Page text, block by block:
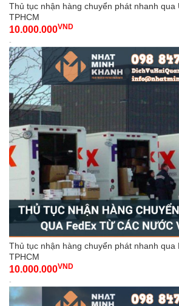
Thủ tục nhận hàng chuyển phát nhanh
TPHCM
10.000.000VND
-
Thủ tục nhận hàng chuyển phát nhanh
TPHCM
10.000.000VND
-